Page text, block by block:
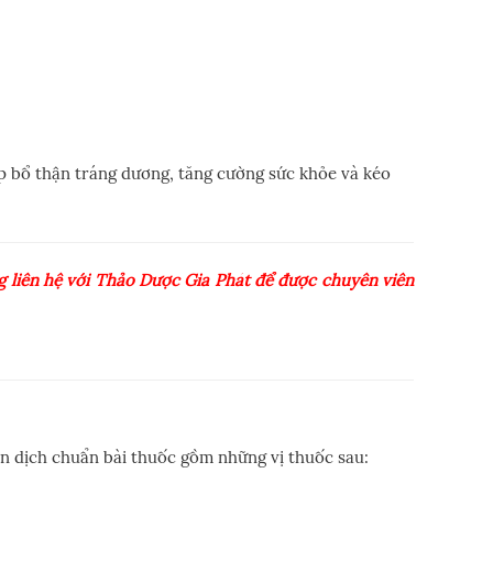
thận tráng dương, tăng cường sức khỏe và kéo
hệ với Thảo Dược Gia Phát để được chuyên viên
dịch chuẩn bài thuốc gồm những vị thuốc sau: